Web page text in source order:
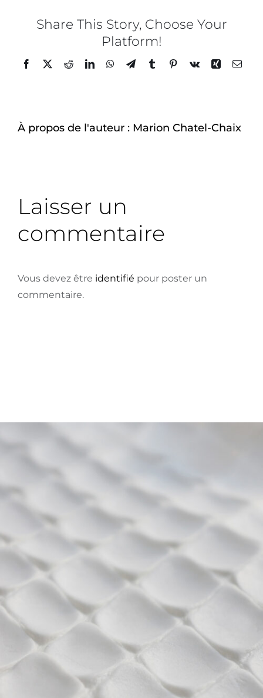
Share This Story, Choose Your
Platform!
Facebook
TwitterRedditLinkedInWhatsApp
TelegramTumblrPinterest
Vk Xing Email
À propos de l'auteur : Marion Chatel-Chaix
Laisser un
commentaire
Vous devez être identifié pour poster un
commentaire.